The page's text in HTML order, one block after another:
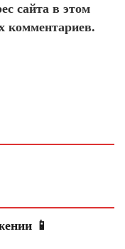
сайта в этом
комментариев.
📱